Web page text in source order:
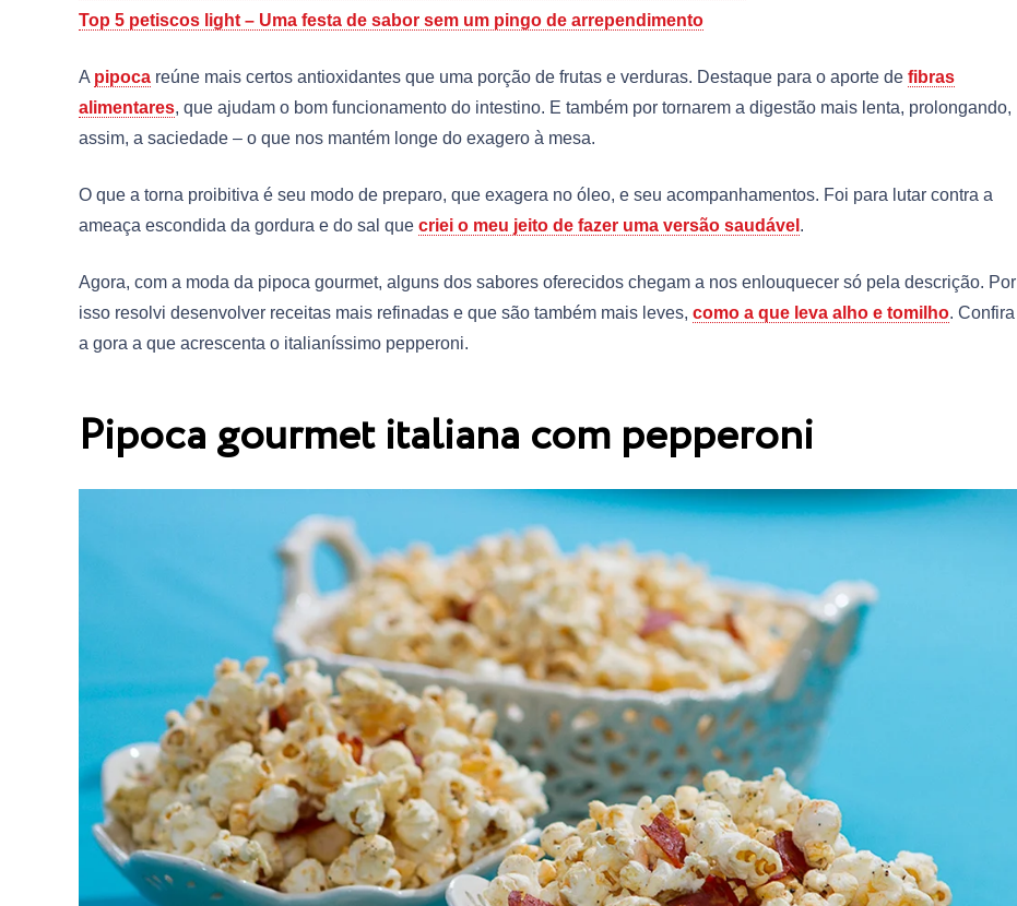
Top 5 petiscos light – Uma festa de sabor sem um pingo de arrependimento
A pipoca reúne mais certos antioxidantes que uma porção de frutas e verduras. Destaque para o aporte de fibras
alimentares, que ajudam o bom funcionamento do intestino. E também por tornarem a digestão mais lenta, prolongando,
assim, a saciedade – o que nos mantém longe do exagero à mesa.
O que a torna proibitiva é seu modo de preparo, que exagera no óleo, e seu acompanhamentos. Foi para lutar contra a
ameaça escondida da gordura e do sal que criei o meu jeito de fazer uma versão saudável .
Agora, com a moda da pipoca gourmet, alguns dos sabores oferecidos chegam a nos enlouquecer só pela descrição. Por
isso resolvi desenvolver receitas mais refinadas e que são também mais leves, como a que leva alho e tomilho. Confira
a gora a que acrescenta o italianíssimo pepperoni.
Pipoca gourmet italiana com pepperoni